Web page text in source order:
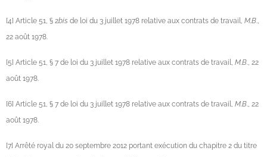
[4] Article 51, § 2bis de loi du 3 juillet 1978 relative aux contrats de travail, M.B.,
22 août 1978.
[5] Article 51, § 7 de loi du 3 juillet 1978 relative aux contrats de travail, M.B., 22
août 1978.
[6] Article 51, § 7 de loi du 3 juillet 1978 relative aux contrats de travail, M.B., 22
août 1978.
[7] Arrêté royal du 20 septembre 2012 portant exécution du chapitre 2 du titre